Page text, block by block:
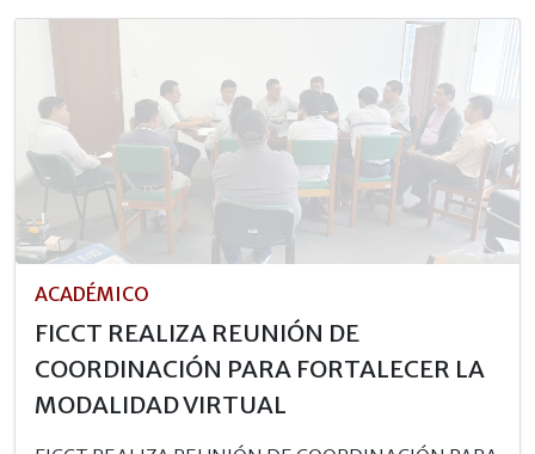
ACADÉMICO
FICCT REALIZA REUNIÓN DE
COORDINACIÓN PARA FORTALECER LA
MODALIDAD VIRTUAL